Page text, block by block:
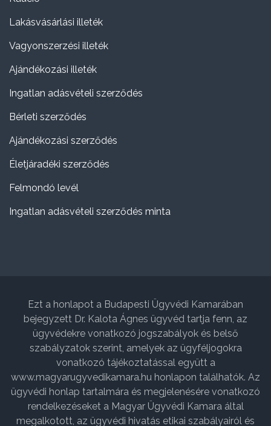
Lakásvásárlási illeték
Vagyonszerzési illeték
Ajándékozási illeték
Ingatlan adásvételi szerződés
Bérleti szerződés
Ajándékozási szerződés
Életjáradéki szerződés
Felmondó levél
Ingatlan adásvételi szerződés minta
Ezt a honlapot a Budapesti Ügyvédi Kamarában
bejegyzett Dr. Kalota Ágnes ügyvéd tartja fenn, az
ügyvédekre vonatkozó jogszabályok és belső
szabályzatok szerint, amelyek az ügyféljogokra
vonatkozó tájékoztatással együtt a
www.magyarugyvedikamara.hu honlapon találhatók. Az
ügyvédi honlap tartalmára és megjelenésére vonatkozó
rendelkezéseket a Magyar Ügyvédi Kamara által
megalkotott, az ügyvédi hivatás etikai szabályairól és